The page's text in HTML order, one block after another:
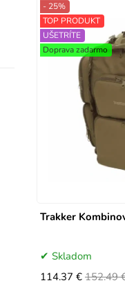
Trakker
- 25%
TOP PRODUKT
UŠETRÍTE
Doprava zadarmo
Skladom
114.37 € 152.49